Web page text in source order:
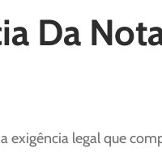
Da
exigência legal que